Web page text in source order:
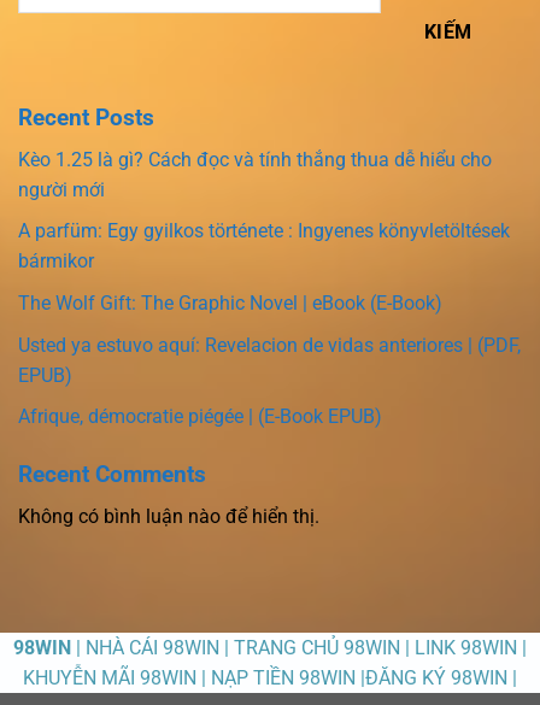
KIẾM
Recent Posts
Kèo 1.25 là gì? Cách đọc và tính thắng thua dễ hiểu cho
người mới
A parfüm: Egy gyilkos története : Ingyenes könyvletöltések
bármikor
The Wolf Gift: The Graphic Novel | eBook (E-Book)
Usted ya estuvo aquí: Revelacion de vidas anteriores | (PDF,
EPUB)
Afrique, démocratie piégée | (E-Book EPUB)
Recent Comments
Không có bình luận nào để hiển thị.
98WIN | NHÀ CÁI 98WIN | TRANG CHỦ 98WIN | LINK 98WIN |
KHUYỄN MÃI 98WIN | NẠP TIỀN 98WIN |ĐĂNG KÝ 98WIN |